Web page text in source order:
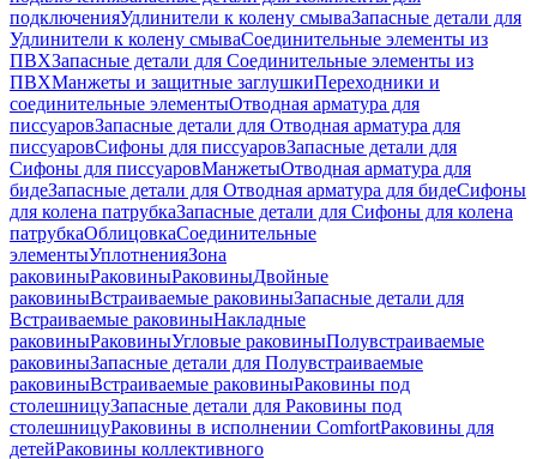
подключенияУдлинители к колену смываЗапасные детали для
Удлинители к колену смываСоединительные элементы из
ПВХЗапасные детали для Соединительные элементы из
ПВХМанжеты и защитные заглушкиПереходники и
соединительные элементыОтводная арматура для
писсуаровЗапасные детали для Отводная арматура для
писсуаровCифоны для писсуаровЗапасные детали для
Cифоны для писсуаровМанжетыОтводная арматура для
бидеЗапасные детали для Отводная арматура для бидеСифоны
для колена патрубкаЗапасные детали для Сифоны для колена
патрубкаОблицовкаСоединительные
элементыУплотненияЗона
раковиныРаковиныРаковиныДвойные
раковиныВстраиваемые раковиныЗапасные детали для
Встраиваемые раковиныНакладные
раковиныРаковиныУгловые раковиныПолувстраиваемые
раковиныЗапасные детали для Полувстраиваемые
раковиныВстраиваемые раковиныРаковины под
столешницуЗапасные детали для Раковины под
столешницуРаковины в исполнении ComfortPаковины для
детейРаковины коллективного